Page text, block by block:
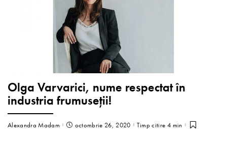
Olga Varvarici, nume respectat în
industria frumuseții!
Alexandra Madam octombrie 26, 2020 Timp citire 4 min